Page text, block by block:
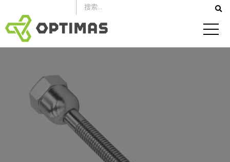
到
内
容